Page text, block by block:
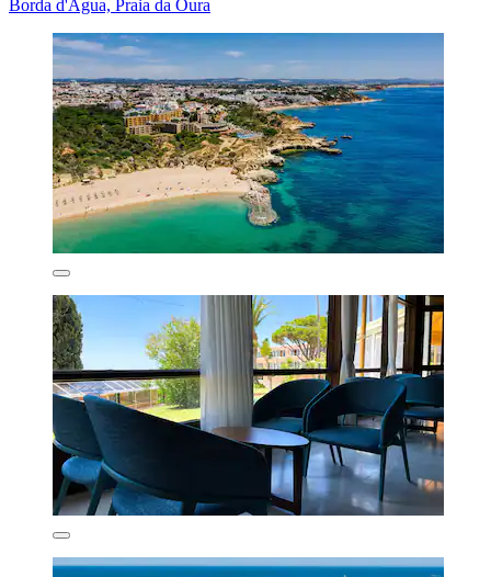
Borda d'Água, Praia da Oura